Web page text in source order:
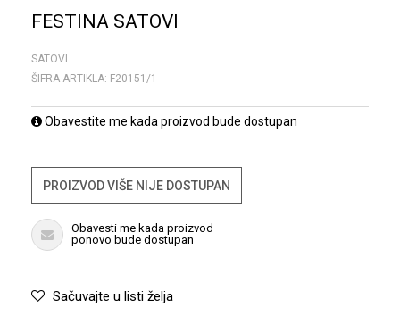
FESTINA SATOVI
SATOVI
ŠIFRA ARTIKLA: F20151/1
Obavestite me kada proizvod bude dostupan
PROIZVOD VIŠE NIJE DOSTUPAN
Obavesti me kada proizvod
ponovo bude dostupan
Sačuvajte u listi želja